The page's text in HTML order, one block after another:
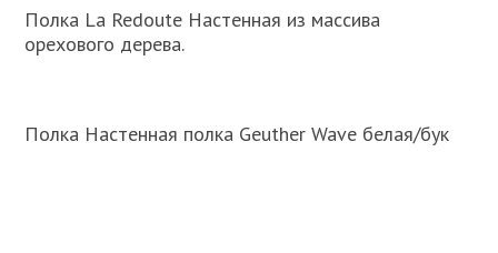
Полка La Redoute Настенная из массива
орехового дерева.
Полка Настенная полка Geuther Wave белая/бук